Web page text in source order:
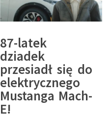
87-latek
dziadek
przesiadł się do
elektrycznego
Mustanga Mach-
E!